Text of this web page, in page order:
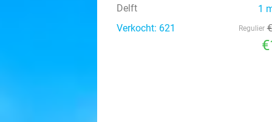
Delft
1
Verkocht: 621
Regulier